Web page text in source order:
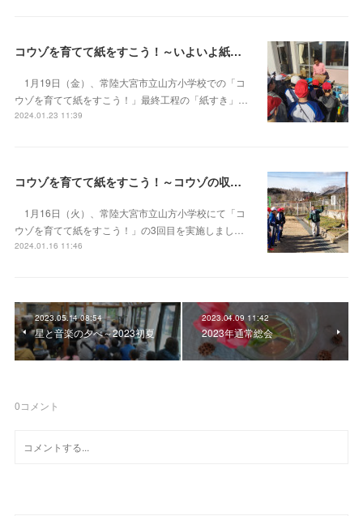
コウゾを育てて紙をすこう！～いよいよ紙すき！
1月19日（金）、常陸大宮市立山方小学校での「コ
ウゾを育てて紙をすこう！」最終工程の「紙すき」…
2024.01.23 11:39
コウゾを育てて紙をすこう！～コウゾの収穫と表皮とり
1月16日（火）、常陸大宮市立山方小学校にて「コ
ウゾを育てて紙をすこう！」の3回目を実施しまし…
2024.01.16 11:46
2023.05.14 08:54
星と音楽の夕べ～2023初夏
2023.04.09 11:42
2023年通常総会
0コメント